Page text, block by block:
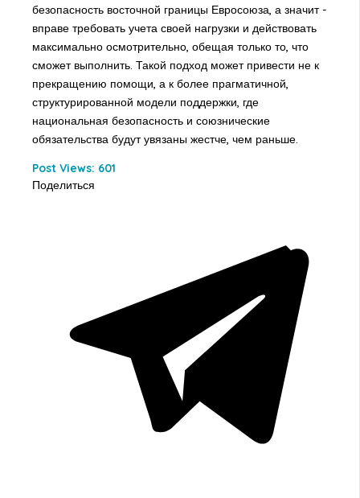
безопасность восточной границы Евросоюза, а значит -
вправе требовать учета своей нагрузки и действовать
максимально осмотрительно, обещая только то, что
сможет выполнить. Такой подход может привести не к
прекращению помощи, а к более прагматичной,
структурированной модели поддержки, где
национальная безопасность и союзнические
обязательства будут увязаны жестче, чем раньше.
Post Views: 601
Поделиться